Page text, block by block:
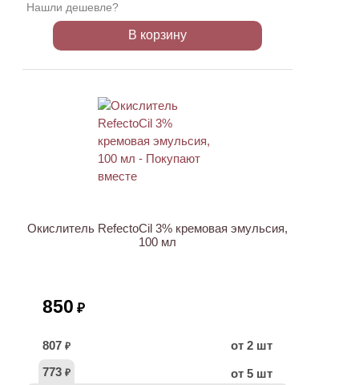
Нашли дешевле?
В корзину
Окислитель RefectoCil 3% кремовая эмульсия,
100 мл
850 ₽
807 ₽
от 2 шт
773 ₽ от 5 шт